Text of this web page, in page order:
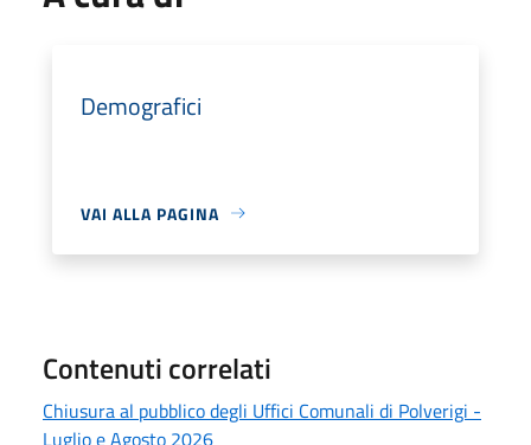
Demografici
VAI ALLA PAGINA
Contenuti correlati
Chiusura al pubblico degli Uffici Comunali di Polverigi -
Luglio e Agosto 2026